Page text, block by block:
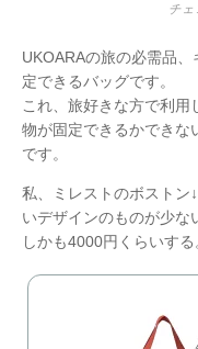
チェ
UKOARAの旅の必需品
定できるバッグです。
これ、旅好きな方で利
物が固定できるかできな
です。
私、ミレストのボストン
いデザインのものが少な
しかも4000円くらいする